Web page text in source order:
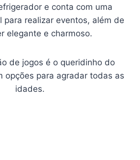
e conta com uma
para realizar eventos, além de
elegante e charmoso.
de jogos é o queridinho do
opções para agradar todas as
idades.